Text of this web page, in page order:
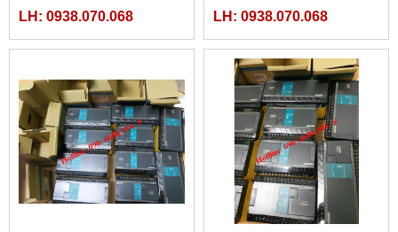
LH: 0938.070.068
CB2, FBS-CB5
LH: 0938.070.068